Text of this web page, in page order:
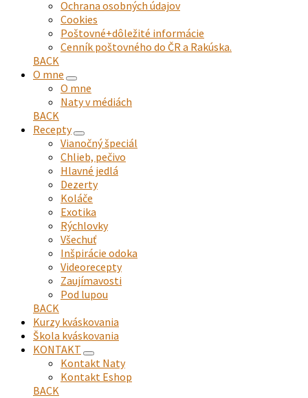
Ochrana osobných údajov
Cookies
Poštovné+dôležité informácie
Cenník poštovného do ČR a Rakúska.
BACK
O mne
expand
child
menu
O mne
Naty v médiách
BACK
Recepty
expand
child
menu
Vianočný špeciál
Chlieb, pečivo
Hlavné jedlá
Dezerty
Koláče
Exotika
Rýchlovky
Všechuť
Inšpirácie odoka
Videorecepty
Zaujímavosti
Pod lupou
BACK
Kurzy kváskovania
Škola kváskovania
KONTAKT
expand
child
menu
Kontakt Naty
Kontakt Eshop
BACK